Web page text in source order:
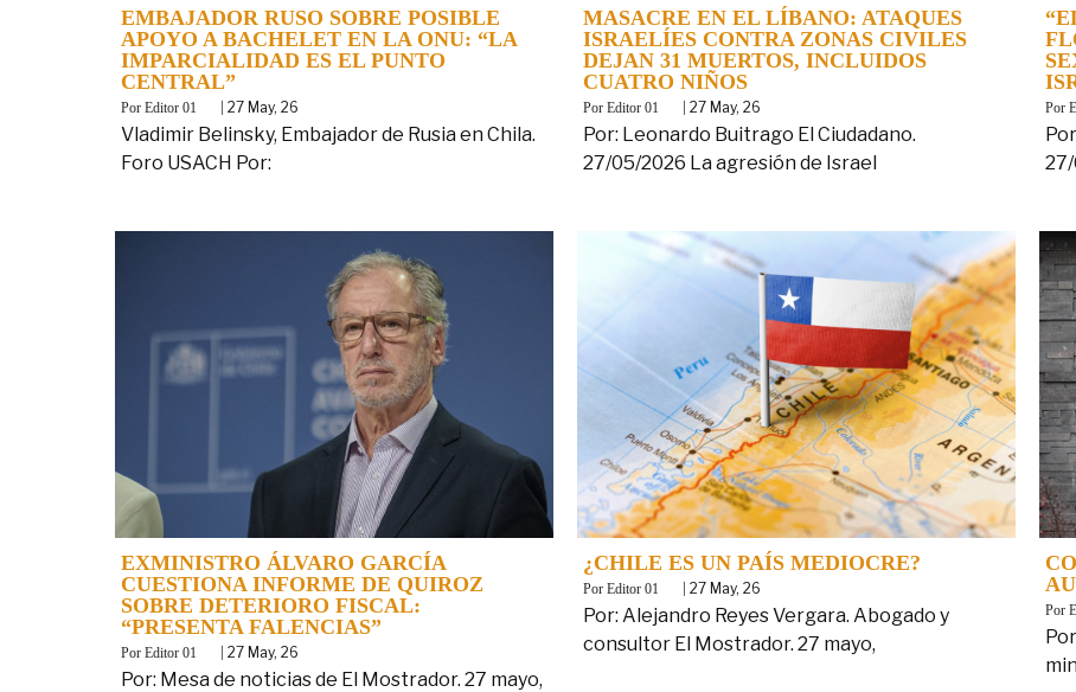
EMBAJADOR RUSO SOBRE POSIBLE
APOYO A BACHELET EN LA ONU: “LA
IMPARCIALIDAD ES EL PUNTO
CENTRAL”
By Editor 01 27 May, 26
Vladimir Belinsky, Embajador de Rusia en Chila.
Foro USACH Por:
MASACRE EN EL LÍBANO: ATAQUES
ISRAELÍES CONTRA ZONAS CIVILES
DEJAN 31 MUERTOS, INCLUIDOS
CUATRO NIÑOS
By Editor 01 27 May, 26
Por: Leonardo Buitrago El Ciudadano.
27/05/2026 La agresión de Israel
By
EXMINISTRO ÁLVARO GARCÍA
CUESTIONA INFORME DE QUIROZ
SOBRE DETERIORO FISCAL:
“PRESENTA FALENCIAS”
By Editor 01 27 May, 26
Por: Mesa de noticias de El Mostrador. 27 mayo,
¿CHILE ES UN PAÍS MEDIOCRE?
By Editor 01 27 May, 26
Por: Alejandro Reyes Vergara. Abogado y
consultor El Mostrador. 27 mayo,
By